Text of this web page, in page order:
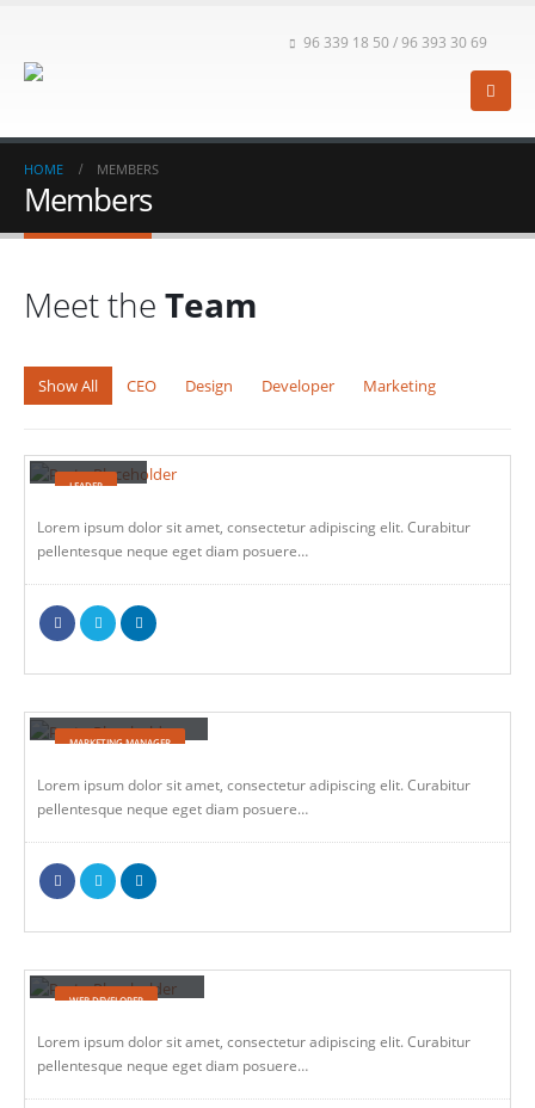
96 339 18 50 / 96 393 30 69
HOME MEMBERS
Members
Meet the Team
Show All CEO Design Developer Marketing
LEADER
Lorem ipsum dolor sit amet, consectetur adipiscing elit. Curabitur
pellentesque neque eget diam posuere…
Jessica Doe
MARKETING MANAGER
Lorem ipsum dolor sit amet, consectetur adipiscing elit. Curabitur
pellentesque neque eget diam posuere…
WEB DEVELOPER
Lorem ipsum dolor sit amet, consectetur adipiscing elit. Curabitur
pellentesque neque eget diam posuere…